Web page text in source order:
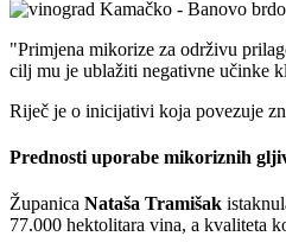
"Primjena mikorize za održivu
cilj mu je ublažiti negativne učinke
Riječ je o inicijativi koja povezuje
Prednosti uporabe mikoriznih
Županica Nataša Tramišak
77.000 hektolitara vina, a kvaliteta